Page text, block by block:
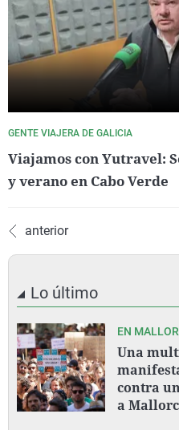
GENTE VIAJERA DE GALICIA
Viajamos con Yutravel:
y verano en Cabo Verde
anterior
Lo último
EN
Una
contra
a